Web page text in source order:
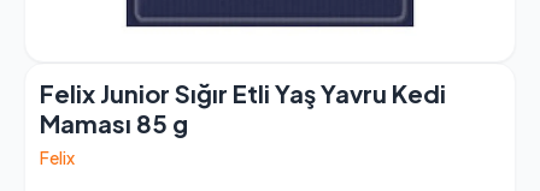
Felix Junior Sığır Etli Yaş Yavru Kedi
Maması 85 g
Felix